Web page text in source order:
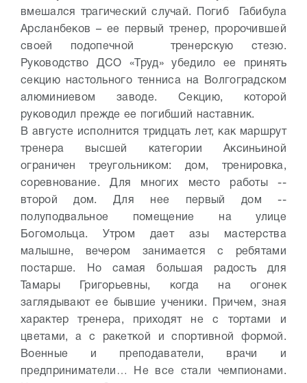
вмешался трагический случай. Погиб Габибула
Арсланбеков – ее первый тренер, пророчившей
своей подопечной тренерскую стезю.
Руководство ДСО «Труд» убедило ее принять
секцию настольного тенниса на Волгоградском
алюминиевом заводе. Секцию, которой
руководил прежде ее погибший наставник.
В августе исполнится тридцать лет, как маршрут
тренера высшей категории Аксиньиной
ограничен треугольником: дом, тренировка,
соревнование. Для многих место работы --
второй дом. Для нее первый дом --
полуподвальное помещение на улице
Богомольца. Утром дает азы мастерства
малышне, вечером занимается с ребятами
постарше. Но самая большая радость для
Тамары Григорьевны, когда на огонек
заглядывают ее бывшие ученики. Причем, зная
характер тренера, приходят не с тортами и
цветами, а с ракеткой и спортивной формой.
Военные и преподаватели, врачи и
предприниматели… Не все стали чемпионами.